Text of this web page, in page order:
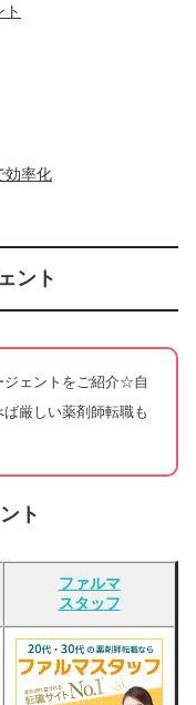
効率化
ント
ジェントをご紹介☆自
厳しい薬剤師転職も
ト
ファルマ
スタッフ